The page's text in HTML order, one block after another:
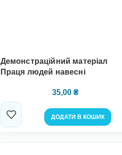
Демонстраційний матеріал
Праця людей навесні
35,00 ₴
ДОДАТИ В КОШИК